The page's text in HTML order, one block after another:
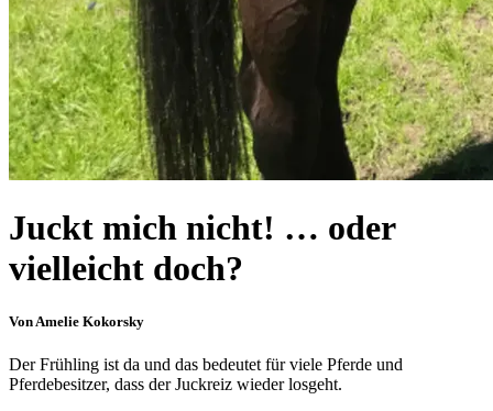
Juckt mich nicht! … oder
vielleicht doch?
Von Amelie Kokorsky
Der Frühling ist da und das bedeutet für viele Pferde und
Pferdebesitzer, dass der Juckreiz wieder losgeht.